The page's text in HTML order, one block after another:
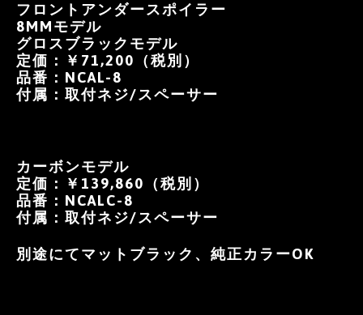
フロントアンダースポイラー
8MMモデル
グロスブラックモデル
定価：￥71,200（税別）
品番：NCAL-8
付属：取付ネジ/スペーサー
カーボンモデル
定価：￥139,860（税別）
品番：NCALC-8
付属：取付ネジ/スペーサー
別途にてマットブラック、純正カラーOK